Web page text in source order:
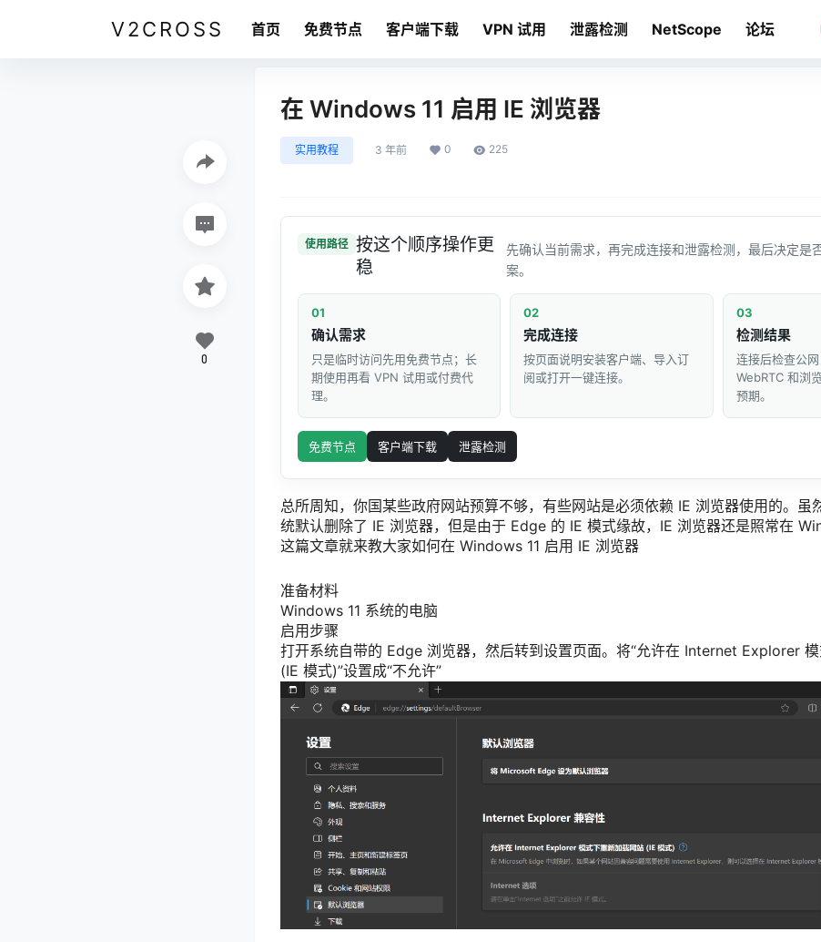
V2CROSS 首页 免费节点 客户端下载 VPN 试用 泄露检测 NetScope 论坛
在 Windows 11 启用 IE 浏览器
实用教程 3 年前 0 225
使用路径 按这个顺序操作更
稳
先确认当前需求，再完成连接和泄露检测，最后决定是
案。
01
确认需求
只是临时访问先用免费节点；长
期使用再看 VPN 试用或付费代
理。
02
完成连接
按页面说明安装客户端、导入订
阅或打开一键连接。
03
检测结果
连接后检查公网
WebRTC 和浏
预期。
免费节点 客户端下载 泄露检测
总所周知，你国某些政府网站预算不够，有些网站是必须依赖 IE 浏览器使用的。虽
统默认删除了 IE 浏览器，但是由于 Edge 的 IE 模式缘故，IE 浏览器还是照常在
这篇文章就来教大家如何在 Windows 11 启用 IE 浏览器
准备材料
Windows 11 系统的电脑
启用步骤
打开系统自带的 Edge 浏览器，然后转到设置页面。将“允许在 Internet Explorer
(IE 模式)”设置成“不允许”
0